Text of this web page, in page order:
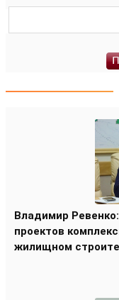
Владимир
проектов
жилищном